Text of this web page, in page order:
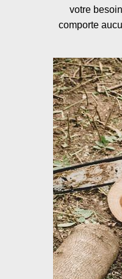
votre
comporte